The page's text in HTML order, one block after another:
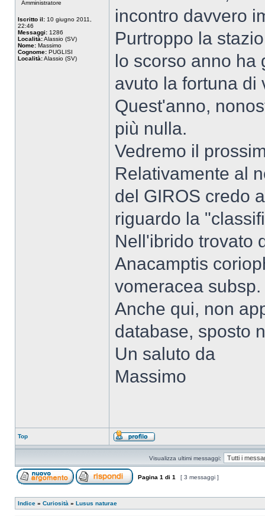
Amministratore
Iscritto il: 10 giugno 2011,
22:46
Messaggi: 1286
Località:Alassio (SV)
Nome: Massimo
Cognome: PUGLISI
Località:Alassio (SV)
incontro davvero
Purtroppo la
lo scorso anno ha
avuto la fortuna di
Quest'anno,
più nulla.
Vedremo il
Relativamente al
del GIROS credo
riguardo la
Nell'ibrido trovato
Anacamptis
vomeracea
Anche qui, non
database, sposto
Un saluto da
Massimo
Top
Visualizza ultimi messaggi:
Pagina 1 di 1 [ 3 messaggi ]
Indice » Curiosità » Lusus naturae